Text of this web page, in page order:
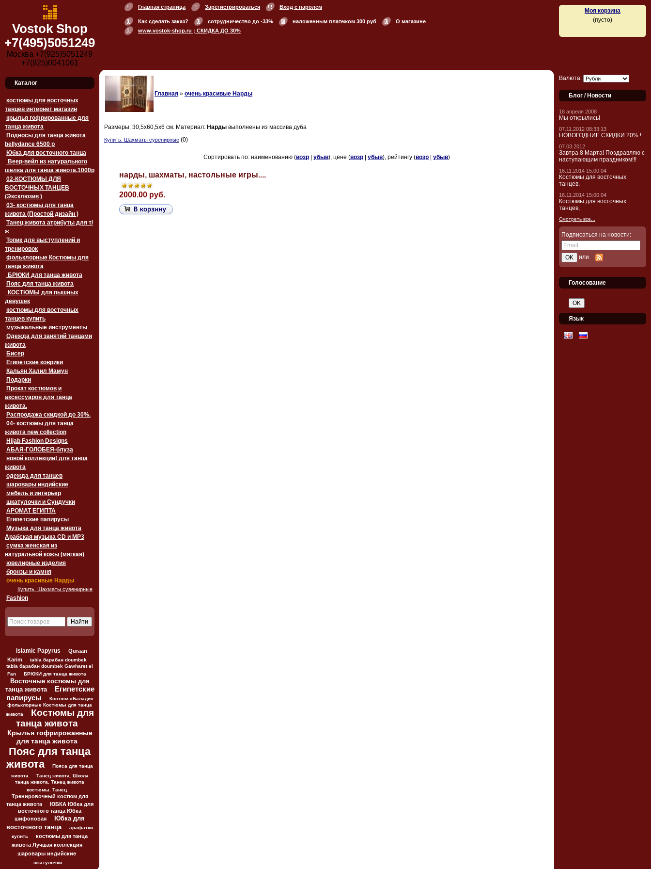
Vostok Shop
+7(495)5051249
Москва +7(925)5051249
+7(925)0041061
Главная страница Зарегистрироваться Вход с паролем
Как сделать заказ? сотрудничество до -33% наложенным платежом 300 руб
О магазине
www.vostok-shop.ru ; СКИДКА ДО 30%
Моя корзина
(пусто)
Каталог
костюмы для восточных
танцев интернет магазин
крылья гофрированные для
танца живота
Подносы для танца живота
bellydance 6500 p
Юбка для восточного танца
Веер-вейл из натурального
шёлка для танца живота.1000p
02-КОСТЮМЫ ДЛЯ
ВОСТОЧНЫХ ТАНЦЕВ
(Эксклюзив )
03- костюмы для танца
живота (Простой дизайн )
Танец живота атрибуты для т/
ж
Топик для выступлений и
тренировок
фольклорные Костюмы для
танца живота
БРЮКИ для танца живота
Пояс для танца живота
девушек
костюмы для восточных
танцев купить
музыкальные инструменты
Одежда для занятий танцами
живота
Бисер
Египетские коврики
Кальян Халил Мамун
Подарки
Прокат костюмов и
аксессуаров для танца
живота.
Распродажа скидкой до 30%.
04- костюмы для танца
живота new collection
Hijab Fashion Designs
АБАЯ-ГОЛОБЕЯ-блуза
новой коллекции! для танца
живота
одежда для танцев
шаровары индийские
мебель и интерьер
шкатулочки и Сундучки
АРОМАТ ЕГИПТА
Египетские папирусы
Музыка для танца живота
Арабская музыка CD и MP3
сумка женская из
натуральной кожы (мягкая)
ювелирные изделия
бронзы и камня
очень красивые Нарды
Купить. Шахматы сувенирные
Fashion
Islamic Papyrus
Quraan
Karim
tabla барабан doumbek
tabla барабан doumbek Gawharet el
Fan
БРЮКИ для танца живота
Восточные костюмы для
танца живота
Египетские
папирусы
Костюм «Балади»
фольклорные Костюмы для танца
живота
Костюмы для
танца живота
Крылья гофрированные
для танца живота
Пояс для танца
живота
Пояса для танца
живота
Танец живота. Школа
танца живота. Танец живота
костюмы. Танец
Тренировочный костюм для
танца живота
ЮБКА Юбка для
восточного танца Юбка
шифоновая
Юбка для
восточного танца
арафатки
купить
костюмы для танца
живота Лучшая коллекция
шаровары индийские
шкатулочки
Главная » очень красивые Нарды
Размеры: 30,5x60,5x6 см. Материал: Нарды выполнены из массива дуба
Купить. Шахматы сувенирные (0)
Сортировать по: наименованию (возр убыв), цене (возр убыв), рейтингу (возр убыв)
нарды, шахматы, настольные игры....
2000.00 руб.
Валюта:
Блог / Новости
18 апреля 2008
Мы открылись!
07.11.2012 08:33:13
НОВОГОДНИЕ СКИДКИ 20% !
07.03.2012
Завтра 8 Марта! Поздравляю с
наступающим праздником!!!
16.11.2014 15:00:04
Костюмы для восточных
танцев,
16.11.2014 15:00:04
Костюмы для восточных
танцев,
Смотреть все...
Подписаться на новости:
или
Голосование
Язык